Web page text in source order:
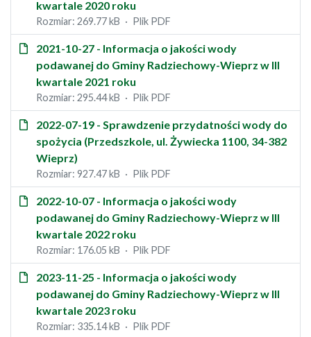
kwartale 2020 roku
Rozmiar: 269.77 kB Plik PDF
2021-10-27 - Informacja o jakości wody
podawanej do Gminy Radziechowy-Wieprz w III
kwartale 2021 roku
Rozmiar: 295.44 kB Plik PDF
2022-07-19 - Sprawdzenie przydatności wody do
spożycia (Przedszkole, ul. Żywiecka 1100, 34-382
Wieprz)
Rozmiar: 927.47 kB Plik PDF
2022-10-07 - Informacja o jakości wody
podawanej do Gminy Radziechowy-Wieprz w III
kwartale 2022 roku
Rozmiar: 176.05 kB Plik PDF
2023-11-25 - Informacja o jakości wody
podawanej do Gminy Radziechowy-Wieprz w III
kwartale 2023 roku
Rozmiar: 335.14 kB Plik PDF